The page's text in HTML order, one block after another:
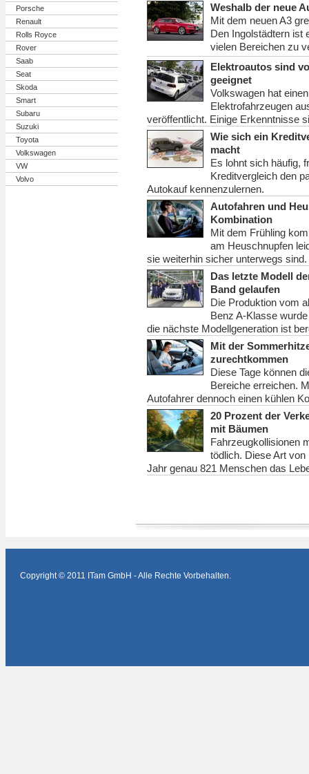
Porsche
Renault
Rolls Royce
Rover
Saab
Seat
Skoda
Smart
Subaru
Suzuki
Toyota
Volkswagen
VW
Volvo
Weshalb der neue
Mit dem neuen A3
Den Ingolstädtern ist
vielen Bereichen zu
Elektroautos sind
geeignet
Volkswagen hat
Elektrofahrzeugen
veröffentlicht. Einige Erkenntnisse
Wie sich ein
macht
Es lohnt sich häufig,
Kreditvergleich den
Autokauf kennenzulernen.
Autofahren und
Kombination
Mit dem Frühling
am Heuschnupfen
sie weiterhin sicher unterwegs sind.
Das letzte Modell
Band gelaufen
Die Produktion vom
Benz A-Klasse
die nächste Modellgeneration ist
Mit der
zurechtkommen
Diese Tage können
Bereiche erreichen.
Autofahrer dennoch einen kühlen
20 Prozent der
mit Bäumen
Fahrzeugkollisionen
tödlich. Diese Art
Jahr genau 821 Menschen das
Copyright © 2011 ITam GmbH - Alle Rechte Vorbehalten.